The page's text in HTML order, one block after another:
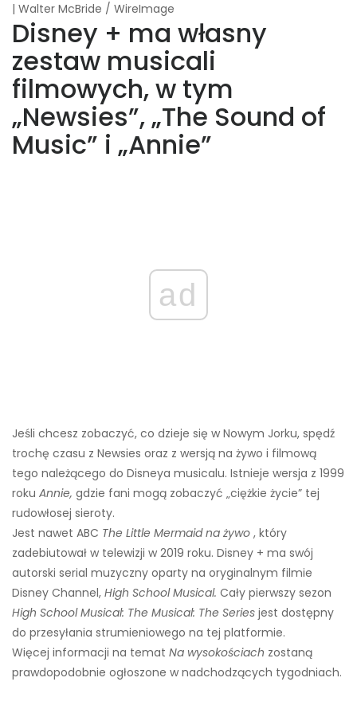
| Walter McBride / WireImage
Disney + ma własny
zestaw musicali
filmowych, w tym
„Newsies”, „The Sound of
Music” i „Annie”
ad
Jeśli chcesz zobaczyć, co dzieje się w Nowym Jorku, spędź
trochę czasu z Newsies oraz z wersją na żywo i filmową
tego należącego do Disneya musicalu. Istnieje wersja z 1999
roku Annie, gdzie fani mogą zobaczyć „ciężkie życie” tej
rudowłosej sieroty.
Jest nawet ABC The Little Mermaid na żywo , który
zadebiutował w telewizji w 2019 roku. Disney + ma swój
autorski serial muzyczny oparty na oryginalnym filmie
Disney Channel, High School Musical. Cały pierwszy sezon
High School Musical: The Musical: The Series jest dostępny
do przesyłania strumieniowego na tej platformie.
Więcej informacji na temat Na wysokościach zostaną
prawdopodobnie ogłoszone w nadchodzących tygodniach.